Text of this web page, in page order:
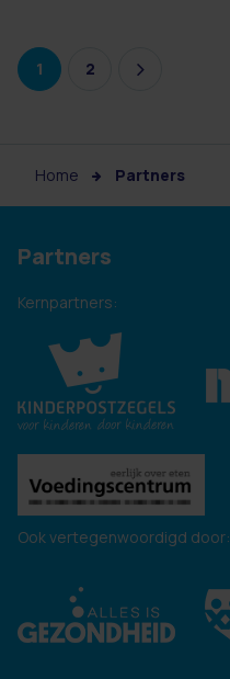
1 2
Home Partners
Partners
Kernpartners:
Ook vertegenwoordigd door: